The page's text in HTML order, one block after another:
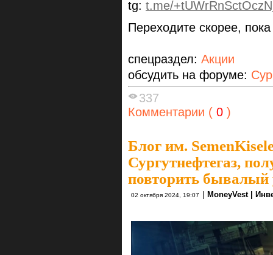
tg: t.me/
Переходите скорее,
спецраздел: Акции
обсудить на форуме:
337
Комментарии ( 0 )
Блог им.
Сургутнефтегаз,
повторить бывалый
02 октября 2024, 19:07 MoneyVest |